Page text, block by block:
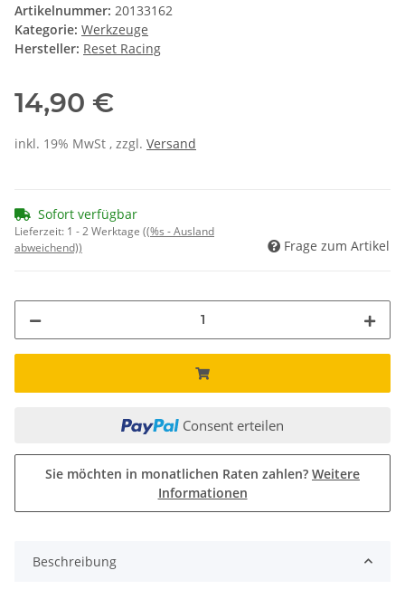
Artikelnummer: 20133162
Kategorie: Werkzeuge
Hersteller: Reset Racing
14,90 €
inkl. 19% MwSt , zzgl. Versand
Sofort verfügbar
Lieferzeit: 1 - 2 Werktage ((%s - Ausland
abweichend))
Frage zum Artikel
Consent erteilen
Sie möchten in monatlichen Raten zahlen? Weitere
Informationen
Beschreibung